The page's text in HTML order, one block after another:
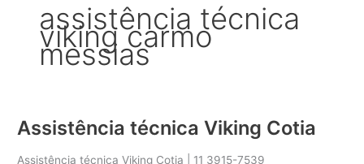
assistência técnica
viking carmo
messias
Assistência técnica Viking Cotia
Assistência técnica Viking Cotia | 11 3915-7539